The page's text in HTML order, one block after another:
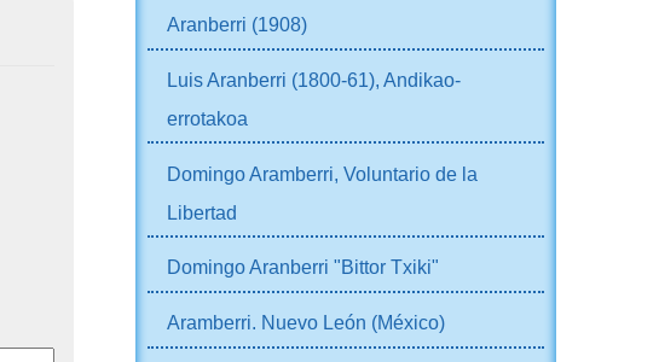
Aranberri (1908)
Luis Aranberri (1800-61), Andikao-
errotakoa
Domingo Aramberri, Voluntario de la
Libertad
Domingo Aranberri "Bittor Txiki"
Aramberri. Nuevo León (México)